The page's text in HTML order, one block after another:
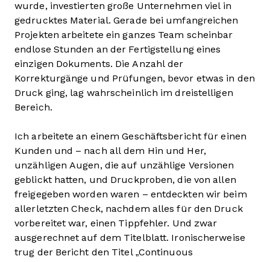
wurde, investierten große Unternehmen viel in
gedrucktes Material. Gerade bei umfangreichen
Projekten arbeitete ein ganzes Team scheinbar
endlose Stunden an der Fertigstellung eines
einzigen Dokuments. Die Anzahl der
Korrekturgänge und Prüfungen, bevor etwas in den
Druck ging, lag wahrscheinlich im dreistelligen
Bereich.
Ich arbeitete an einem Geschäftsbericht für einen
Kunden und – nach all dem Hin und Her,
unzähligen Augen, die auf unzählige Versionen
geblickt hatten, und Druckproben, die von allen
freigegeben worden waren – entdeckten wir beim
allerletzten Check, nachdem alles für den Druck
vorbereitet war, einen Tippfehler. Und zwar
ausgerechnet auf dem Titelblatt. Ironischerweise
trug der Bericht den Titel „Continuous